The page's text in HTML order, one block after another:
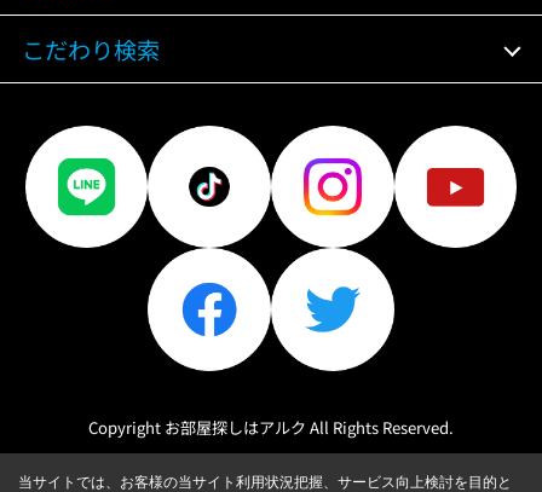
こだわり検索
Copyright お部屋探しはアルク All Rights Reserved.
当サイトでは、お客様の当サイト利用状況把握、サービス向上検討を目的と